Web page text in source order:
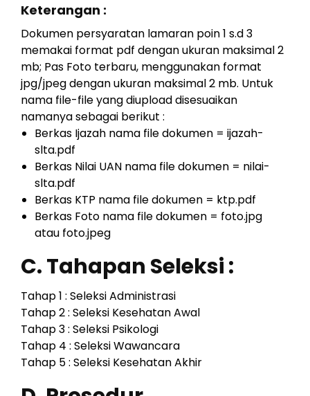
Keterangan :
Dokumen persyaratan lamaran poin 1 s.d 3
memakai format pdf dengan ukuran maksimal 2
mb; Pas Foto terbaru, menggunakan format
jpg/jpeg dengan ukuran maksimal 2 mb. Untuk
nama file-file yang diupload disesuaikan
namanya sebagai berikut :
Berkas Ijazah nama file dokumen = ijazah-
slta.pdf
Berkas Nilai UAN nama file dokumen = nilai-
slta.pdf
Berkas KTP nama file dokumen = ktp.pdf
Berkas Foto nama file dokumen = foto.jpg
atau foto.jpeg
C. Tahapan Seleksi :
Tahap 1 : Seleksi Administrasi
Tahap 2 : Seleksi Kesehatan Awal
Tahap 3 : Seleksi Psikologi
Tahap 4 : Seleksi Wawancara
Tahap 5 : Seleksi Kesehatan Akhir